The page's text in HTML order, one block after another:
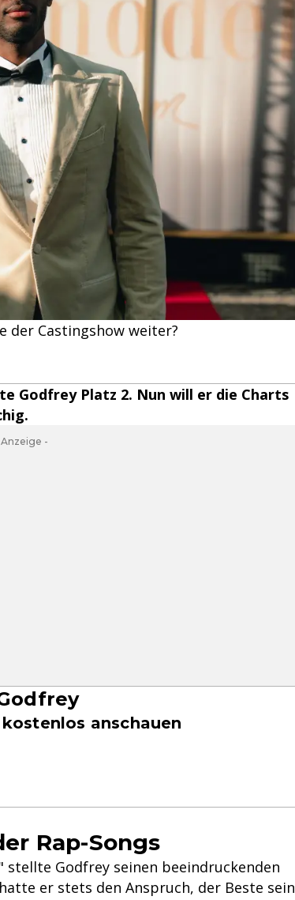
der Castingshow weiter?
Godfrey Platz 2. Nun will er die Charts
Anzeige -
anschauen
Rap-Songs
" stellte Godfrey seinen beeindruckenden
er stets den Anspruch, der Beste sein